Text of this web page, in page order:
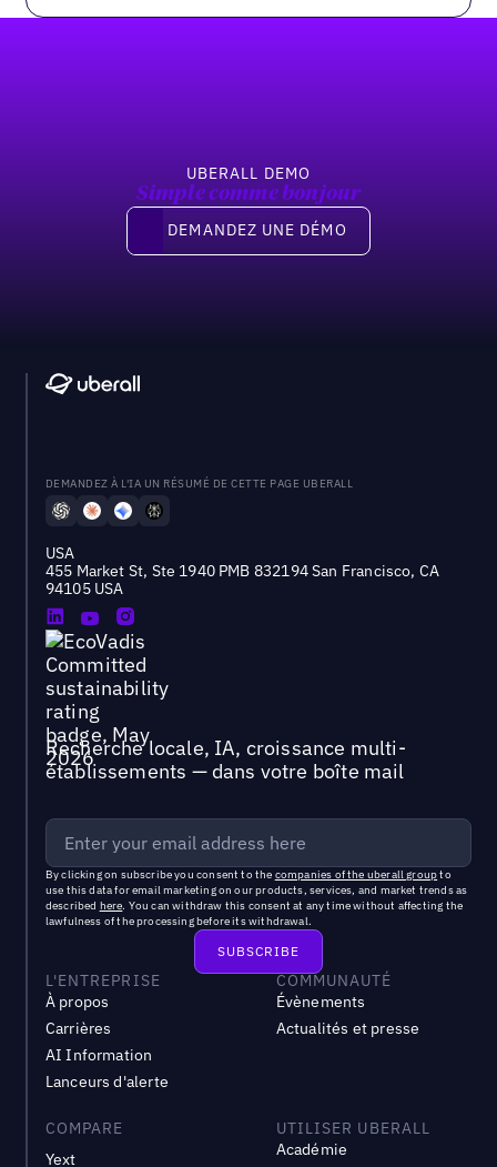
UBERALL DEMO
Simple comme bonjour
Demandez une démo
DEMANDEZ UNE DÉMO
DEMANDEZ À L'IA UN RÉSUMÉ DE CETTE PAGE UBERALL
USA
455 Market St, Ste 1940 PMB 832194 San Francisco, CA
94105 USA
Recherche locale, IA, croissance multi-
établissements — dans votre boîte mail
By clicking on subscribe you consent to the companies of the uberall groupto
use this data for email marketing on our products, services, and market trends as
described here. You can withdraw this consent at any time without affecting the
lawfulness of the processing before its withdrawal.
L'ENTREPRISE
À propos
Carrières
AI Information
Lanceurs d'alerte
COMMUNAUTÉ
Évènements
Actualités et presse
COMPARE
Yext
UTILISER UBERALL
Académie